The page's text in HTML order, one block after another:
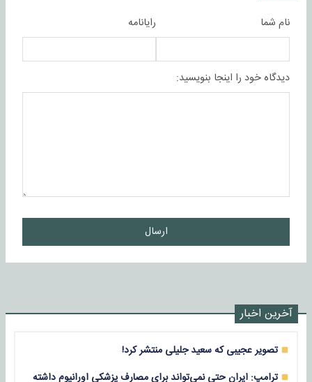
نام شما رایانامه
دیدگاه خود را اینجا بنویسید:
ارسال
آخرین اخبار
تصویر عجیبی که سعید جلیلی منتشر کرد!
ترامپ: ایران حتی نمی‌تواند برای مصارف پزشکی اورانیوم داشته